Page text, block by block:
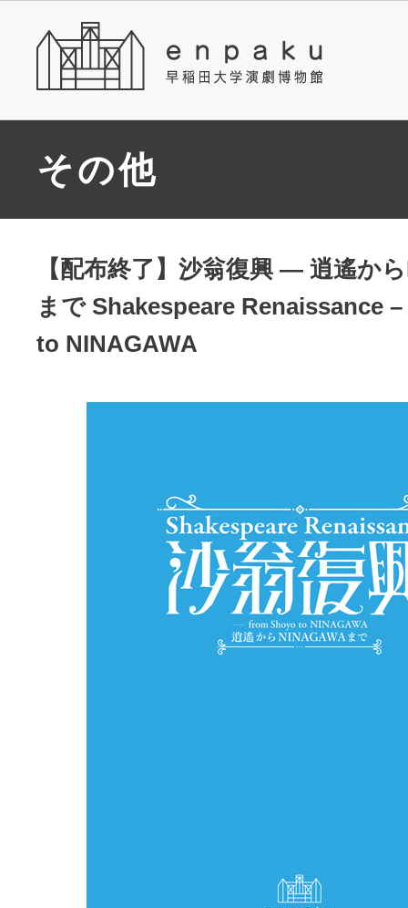
その他
【配布終了】沙翁復興 ― 逍遙か
まで Shakespeare Renaissance
to NINAGAWA